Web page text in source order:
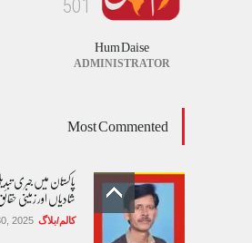
1
0
5
Hum Daise
ADMINISTRATOR
Most Commented
پاکستان میں جبری
شادیاں اور زمینی
کالم/بلاگ 2025